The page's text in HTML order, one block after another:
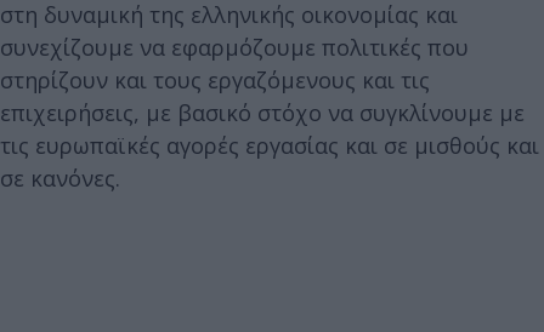
στη δυναμική της ελληνικής οικονομίας και
συνεχίζουμε να εφαρμόζουμε πολιτικές που
στηρίζουν και τους εργαζόμενους και τις
επιχειρήσεις, με βασικό στόχο να συγκλίνουμε με
τις ευρωπαϊκές αγορές εργασίας και σε μισθούς και
σε κανόνες.